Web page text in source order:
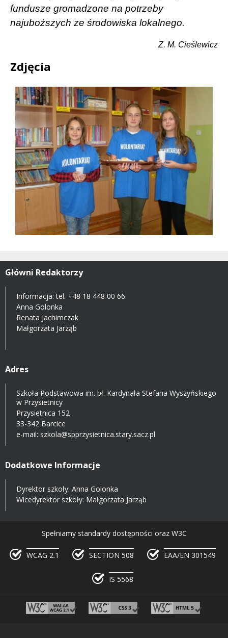
fundusze gromadzone na potrzeby
najuboższych ze środowiska lokalnego.
Z. M. Cieślewicz
Zdjęcia
Główni Redaktorzy
Informacja: tel. +48 18 448 00 66
Anna Golonka
Renata Jachimczak
Małgorzata Jarząb
Adres
Szkoła Podstawowa im. bł. Kardynała Stefana Wyszyńskiego
w Przysietnicy
Przysietnica 152
33-342 Barcice
e-mail: szkola@spprzysietnica.stary.sacz.pl
Dodatkowe Informacje
Dyrektor szkoły: Anna Golonka
Wicedyrektor szkoły: Małgorzata Jarząb
Spełniamy standardy dostępności oraz W3C
WCAG 2.1 SECTION 508 EAA/EN 301549
IS 5568